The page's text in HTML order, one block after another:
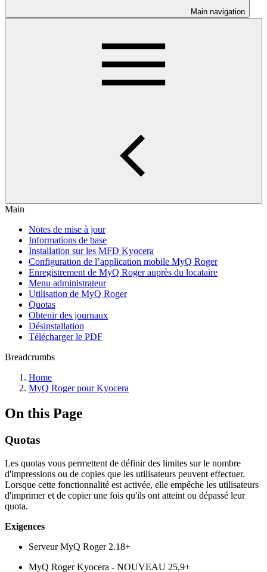
Main navigation
Main
Notes de mise à jour
Informations de base
Installation sur les MFD Kyocera
Configuration de l’application mobile MyQ Roger
Enregistrement de MyQ Roger auprès du locataire
Menu administrateur
Utilisation de MyQ Roger
Quotas
Obtenir des journaux
Désinstallation
Télécharger le PDF
Breadcrumbs
Home
MyQ Roger pour Kyocera
On this Page
Quotas
Les quotas vous permettent de définir des limites sur le nombre
d'impressions ou de copies que les utilisateurs peuvent effectuer.
Lorsque cette fonctionnalité est activée, elle empêche les utilisateurs
d'imprimer et de copier une fois qu'ils ont atteint ou dépassé leur
quota.
Exigences
Serveur MyQ Roger 2.18+
MyQ Roger Kyocera - NOUVEAU 25,9+